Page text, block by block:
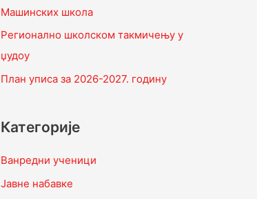
Машинских школа
Регионално школском такмичењу у
џудоу
План уписа за 2026-2027. годину
Категорије
Ванредни ученици
Јавне набавке